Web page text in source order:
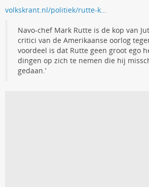
volkskrant.nl/politiek/rutte-k…
Navo-chef Mark Rutte is de kop van
critici van de Amerikaanse oorlog
voordeel is dat Rutte geen groot ego
dingen op zich te nemen die hij
gedaan.’